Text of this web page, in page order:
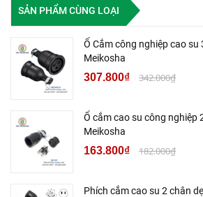
SẢN PHẨM CÙNG LOẠI
Ổ Cắm công nghiệp cao su
Meikosha
307.800₫ 342.000₫
Ổ cắm cao su công nghiệp
Meikosha
163.800₫ 182.000₫
Phích cắm cao su 2 chân